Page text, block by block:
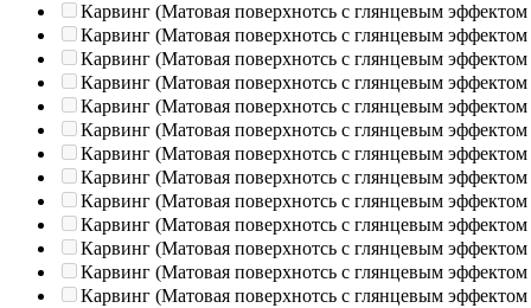
Карвинг (Матовая поверхнотсь с глянцевым эффектом
Карвинг (Матовая поверхнотсь с глянцевым эффектом
Карвинг (Матовая поверхнотсь с глянцевым эффектом
Карвинг (Матовая поверхнотсь с глянцевым эффектом
Карвинг (Матовая поверхнотсь с глянцевым эффектом
Карвинг (Матовая поверхнотсь с глянцевым эффектом
Карвинг (Матовая поверхнотсь с глянцевым эффектом
Карвинг (Матовая поверхнотсь с глянцевым эффектом
Карвинг (Матовая поверхнотсь с глянцевым эффектом
Карвинг (Матовая поверхнотсь с глянцевым эффектом
Карвинг (Матовая поверхнотсь с глянцевым эффектом
Карвинг (Матовая поверхнотсь с глянцевым эффектом
Карвинг (Матовая поверхнотсь с глянцевым эффектом